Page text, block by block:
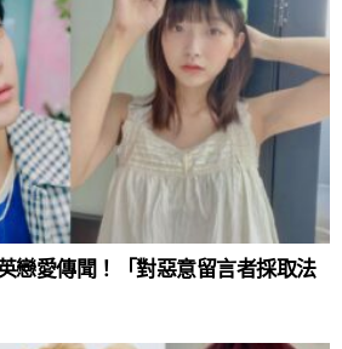
戀愛傳聞！「對惡意留言者採取法